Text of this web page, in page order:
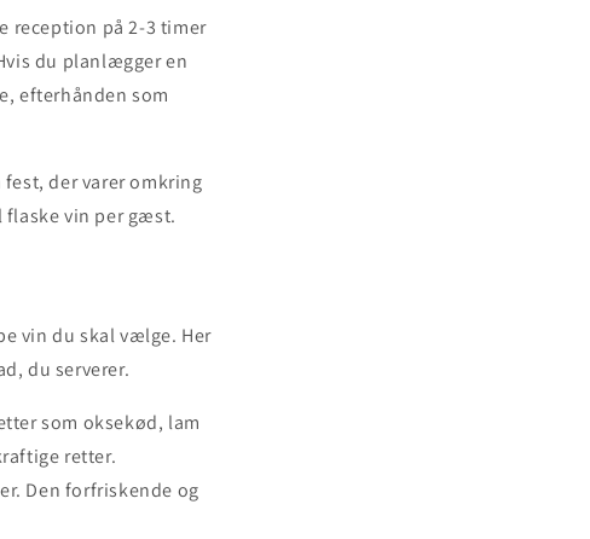
reception på 2-3 timer
du planlægger en
efterhånden som
der varer omkring
flaske vin per gæst.
vin du skal vælge. Her
du serverer.
som oksekød, lam
retter.
Den forfriskende og